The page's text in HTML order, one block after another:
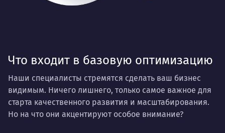
Что входит в базовую оптимизацию
Наши специалисты стремятся сделать ваш бизнес
видимым. Ничего лишнего, только самое важное для
старта качественного развития и масштабирования.
Но на что они акцентируют особое внимание?